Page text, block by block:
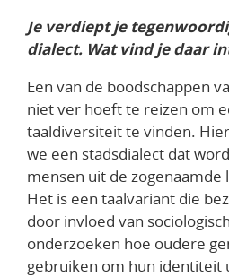
Je verdiept je
dialect. Wat vind je daar
Een van de boodschappen
niet ver hoeft te reizen om
taaldiversiteit te vinden.
we een stadsdialect dat
mensen uit de zogenaamde
Het is een taalvariant die
door invloed van
onderzoeken hoe oudere
gebruiken om hun identiteit